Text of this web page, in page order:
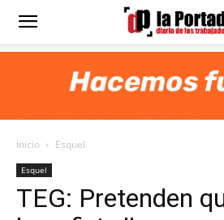
Diario
Portada
Inicio Esquel
Esquel
TEG: Pretenden